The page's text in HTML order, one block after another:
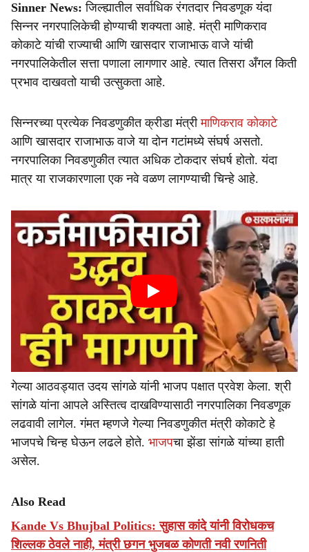
a
r
e
Sinner News: जिल्ह्यातील सर्वाधिक रंगतदार निवडणूक यंदा
सिन्नर नगरपालिकेची होण्याची शक्यता आहे. मंत्री माणिकराव
कोकाटे यांची राज्याची आणि खासदार राजाभाऊ वाजे यांची
नगरपालिकेतील सत्ता पणाला लागणार आहे. त्यात तिसरा अँगल किती
प्रभाव दाखवतो याची उत्सुकता आहे.
सिन्नरच्या प्रत्येक निवडणुकीत क्रीडा मंत्रीमाणिकराव कोकाटे
आणि खासदार राजाभाऊ वाजे या दोन गटांमध्ये संघर्ष असतो.
नगरपालिका निवडणुकीत त्यात अधिक टोकदार संघर्ष होतो. यंदा
मात्र या राजकारणाला एक नवे वळण लागण्याची चिन्हे आहे.
गेल्या आठवड्यात उदय सांगळे यांनी भाजप पक्षात प्रवेश केला. श्री
सांगळे यांना आपले अस्तित्व दाखविण्यासाठी नगरपालिका निवडणूक
लढवावी लागेल. गंमत म्हणजे गेल्या निवडणुकीत मंत्री कोकाटे हे
भाजपचे चिन्ह घेऊन लढले होते. भाजपचा झेंडा सांगळे यांच्या हाती
असेल.
Also Read
Kande Vs Bhujbal Politics: सुहास कांदे यांनी विरोधकच
शिल्लक ठेवले नाही, मंत्री छगन भुजबळ कोणती नवी रणनिती